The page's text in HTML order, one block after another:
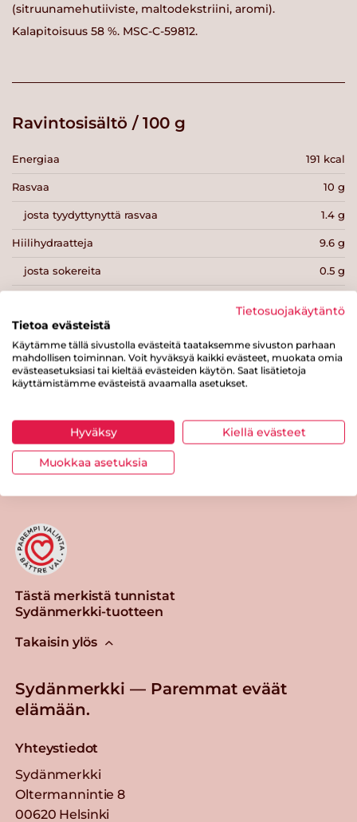
(sitruunamehutiiviste, maltodekstriini, aromi).
Kalapitoisuus 58 %. MSC-C-59812.
Ravintosisältö / 100 g
Energiaa 191 kcal
Rasvaa 10 g
josta tyydyttynyttä rasvaa 1.4 g
Hiilihydraatteja 9.6 g
josta sokereita 0.5 g
Proteiinia
Suolaa 0.9 g
Tulosta sivu Jaa tuote
Tästä merkistä tunnistat
Sydänmerkki-tuotteen
Takaisin ylös
Sydänmerkki — Paremmat eväät
elämään.
Yhteystiedot
Sydänmerkki
Oltermannintie 8
00620 Helsinki
Tietosuojakäytäntö
Tietoa evästeistä
Käytämme tällä sivustolla evästeitä taataksemme sivuston parhaan
mahdollisen toiminnan. Voit hyväksyä kaikki evästeet, muokata omia
evästeasetuksiasi tai kieltää evästeiden käytön. Saat lisätietoja
käyttämistämme evästeistä avaamalla asetukset.
Hyväksy Kiellä evästeet
Muokkaa asetuksia